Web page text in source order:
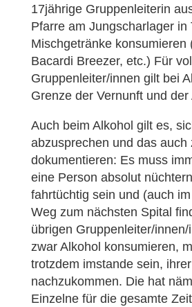
17jährige Gruppenleiterin
Pfarre am Jungscharlager in
Mischgetränke konsumieren
Bacardi Breezer, etc.) Für
Gruppenleiter/innen gilt bei
Grenze der Vernunft und
Auch beim Alkohol gilt es,
abzusprechen und das auch
dokumentieren: Es muss
eine Person absolut
fahrtüchtig sein und (auch
Weg zum nächsten Spital
übrigen Gruppenleiter/
zwar Alkohol konsumieren,
trotzdem imstande sein,
nachzukommen. Die hat
Einzelne für die gesamte